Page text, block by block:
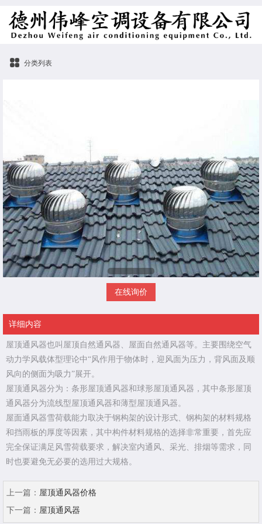
分类列表
在线询价
详细内容
屋顶通风器也叫屋顶自然通风器、屋面自然通风器等。主要围绕空气
动力学风载体型理论中“风作用于物体时，迎风面为压力，背风面及顺
风向的侧面为吸力”展开。
屋顶通风器分为：条形屋顶通风器和球形屋顶通风器，其中条形屋顶
通风器分为流线型屋顶通风器和薄型屋顶通风器。
屋面通风器雪荷载能力取决于钢构架的设计形式、钢构架的材料规格
和挡雨板的厚度等因素，其中构件材料规格的选择非常重要，首先应
完全保证满足风雪荷载要求，解决室内通风、采光、排烟等需求，同
时也要避免无必要的选用过大规格。
上一篇： 屋顶通风器价格
下一篇： 屋顶通风器